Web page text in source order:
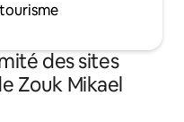
des sites
Zouk Mikael